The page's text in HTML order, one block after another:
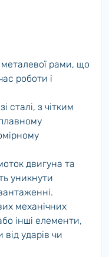
металевої рами, що
роботи і
сталі, з чітким
двигуна та
уникнути
механічних
інші елементи,
ударів чи